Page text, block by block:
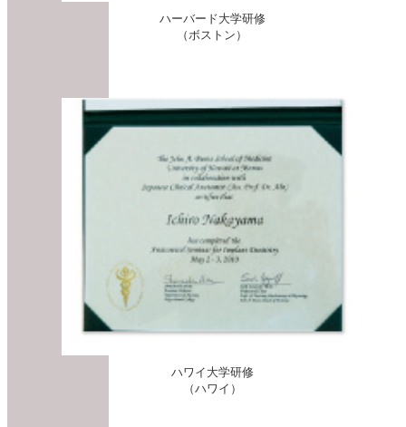
ハーバード大学研修
（ボストン）
ハワイ大学研修
（ハワイ）